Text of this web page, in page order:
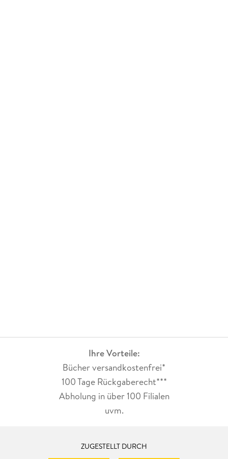
Ihre Vorteile:
Bücher versandkostenfrei*
100 Tage Rückgaberecht***
Abholung in über 100 Filialen
uvm.
ZUGESTELLT DURCH